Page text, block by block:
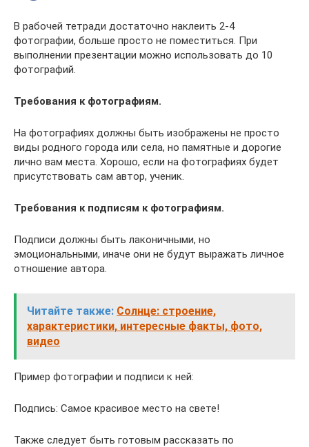
В рабочей тетради достаточно наклеить 2-4
фотографии, больше просто не поместиться. При
выполнении презентации можно использовать до 10
фотографий.
Требования к фотографиям.
На фотографиях должны быть изображены не просто
виды родного города или села, но памятные и дорогие
лично вам места. Хорошо, если на фотографиях будет
присутствовать сам автор, ученик.
Требования к подписям к фотографиям.
Подписи должны быть лаконичными, но
эмоциональными, иначе они не будут выражать личное
отношение автора.
Читайте также: Солнце: строение,
характеристики, интересные факты, фото,
видео
Пример фотографии и подписи к ней:
Подпись: Самое красивое место на свете!
Также следует быть готовым рассказать по